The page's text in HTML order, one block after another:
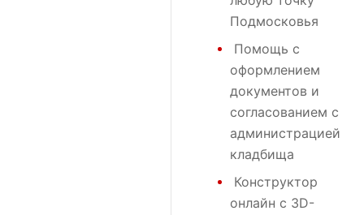
Подмосковья
Помощь с
оформлением
документов и
согласованием с
администрацией
кладбища
Конструктор
онлайн с 3D-